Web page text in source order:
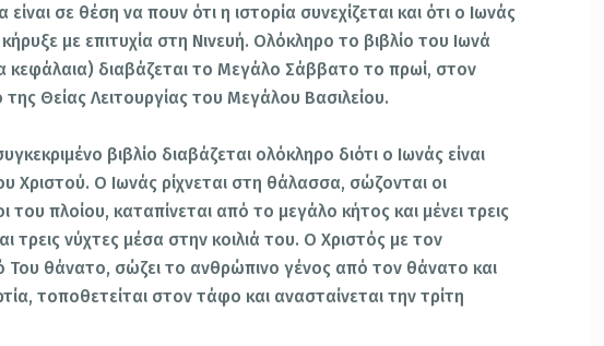
είναι σε θέση να πουν ότι η ιστορία συνεχίζεται και ότι ο Ιωνάς
με επιτυχία στη Νινευή. Ολόκληρο το βιβλίο του Ιωνά
κεφάλαια) διαβάζεται το Μεγάλο Σάββατο το πρωί, στον
της Θείας Λειτουργίας του Μεγάλου Βασιλείου.
βιβλίο διαβάζεται ολόκληρο διότι ο Ιωνάς είναι
Χριστού. Ο Ιωνάς ρίχνεται στη θάλασσα, σώζονται οι
του πλοίου, καταπίνεται από το μεγάλο κήτος και μένει τρεις
τρεις νύχτες μέσα στην κοιλιά του. Ο Χριστός με τον
Του θάνατο, σώζει το ανθρώπινο γένος από τον θάνατο και
τοποθετείται στον τάφο και ανασταίνεται την τρίτη